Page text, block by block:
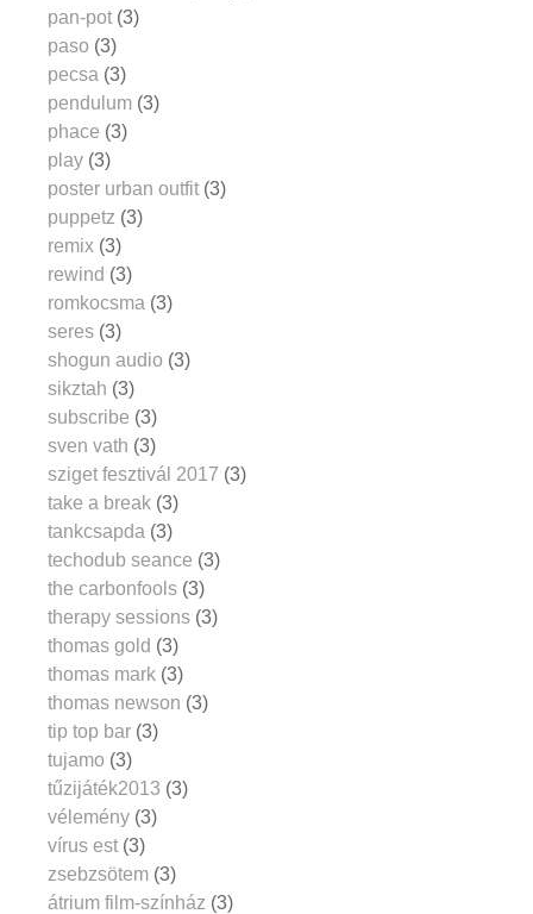
pan-pot (3)
paso (3)
pecsa (3)
pendulum (3)
phace (3)
play (3)
poster urban outfit (3)
puppetz (3)
remix (3)
rewind (3)
romkocsma (3)
seres (3)
shogun audio (3)
sikztah (3)
subscribe (3)
sven vath (3)
sziget fesztivál 2017 (3)
take a break (3)
tankcsapda (3)
techodub seance (3)
the carbonfools (3)
therapy sessions (3)
thomas gold (3)
thomas mark (3)
thomas newson (3)
tip top bar (3)
tujamo (3)
tűzijáték2013 (3)
vélemény (3)
vírus est (3)
zsebzsötem (3)
átrium film-színház (3)